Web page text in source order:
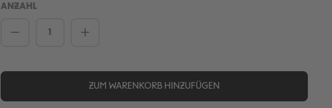
ANZAHL
Produkt Anzahl: Gib den gewünschten Wert
ZUM WARENKORB HINZUFÜGEN